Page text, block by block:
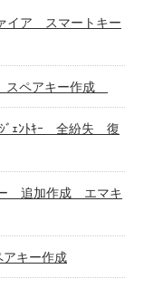
ア スマートキー
ペアキー作成
ﾞｪﾝﾄｷｰ 全紛失 復
追加作成 エマキ
キー作成